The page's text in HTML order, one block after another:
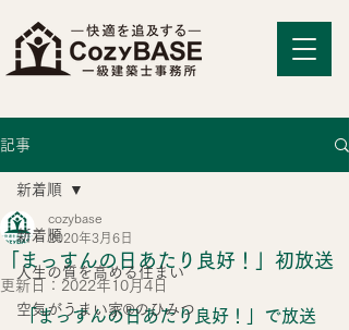
記事
新着順
人生の質を高める住まい
空気がうまい家®のひみつ
新着順
「まっすんの日あたり良好！」初放送
cozybase
2020年3月6日
更新日： 2022年10月4日
「まっすんの日あたり良好！」で放送